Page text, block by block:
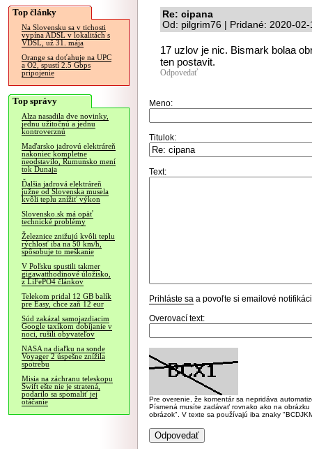
Top články
Na Slovensku sa v tichosti
vypína ADSL v lokalitách s
VDSL, už 31. mája
Orange sa doťahuje na UPC
a O2, spustí 2.5 Gbps
pripojenie
Top správy
Alza nasadila dve novinky,
jednu užitočnú a jednu
kontroverznú
Maďarsko jadrovú elektráreň
nakoniec kompletne
neodstavilo, Rumunsko mení
tok Dunaja
Ďalšia jadrová elektráreň
južne od Slovenska musela
kvôli teplu znížiť výkon
Slovensko.sk má opäť
technické problémy
Železnice znižujú kvôli teplu
rýchlosť iba na 50 km/h,
spôsobuje to meškanie
V Poľsku spustili takmer
gigawatthodinové úložisko,
z LiFePO4 článkov
Telekom pridal 12 GB balík
pre Easy, chce zaň 12 eur
Súd zakázal samojazdiacim
Google taxíkom dobíjanie v
noci, rušili obyvateľov
NASA na diaľku na sonde
Voyager 2 úspešne znížila
spotrebu
Misia na záchranu teleskopu
Swift ešte nie je stratená,
podarilo sa spomaliť jej
otáčanie
Re: cipana
Od: pilgrim76 | Pridané: 2020-
17 uzlov je nic. Bismark bolaa
ten postavit.
Odpovedať
Meno:
Titulok:
Text:
Prihláste sa a povoľte si emailové
Overovací text:
Pre overenie, že komentár sa nepridáva
Písmená musíte zadávať rovnako ako na
obrázok". V texte sa používajú iba znaky